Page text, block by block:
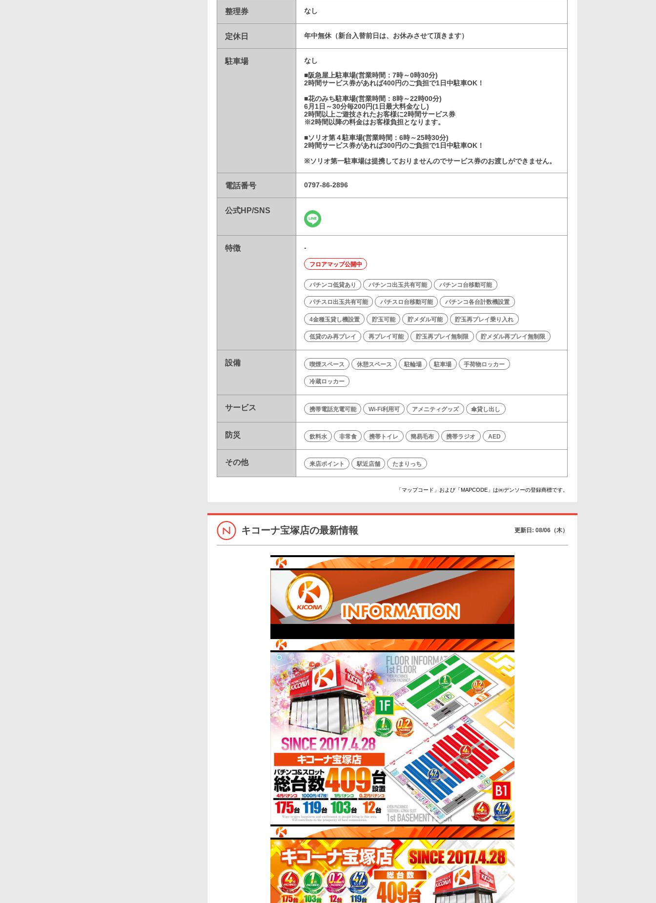
整理券 なし
定休日 年中無休（新台入替前日は、お休みさせて頂きます）
駐車場
なし
■阪急屋上駐車場(営業時間：7時～0時30分)
2時間サービス券があれば400円のご負担で1日中駐車OK！
■花のみち駐車場(営業時間：8時～22時00分)
6月1日～30分毎200円(1日最大料金なし)
2時間以上ご遊技されたお客様に2時間サービス券
※2時間以降の料金はお客様負担となります。
■ソリオ第４駐車場(営業時間：6時～25時30分)
2時間サービス券があれば300円のご負担で1日中駐車OK！
※ソリオ第一駐車場は提携しておりませんのでサービス券のお渡しができません。
電話番号 0797-86-2896
公式HP/SNS
特徴 -
フロアマップ公開中
パチンコ低貸あり パチンコ出玉共有可能 パチンコ台移動可能
パチスロ出玉共有可能 パチスロ台移動可能 パチンコ各台計数機設置
4金種玉貸し機設置 貯玉可能 貯メダル可能 貯玉再プレイ乗り入れ
低貸のみ再プレイ 再プレイ可能 貯玉再プレイ無制限 貯メダル再プレイ無制限
設備 喫煙スペース 休憩スペース 駐輪場 駐車場 手荷物ロッカー
冷蔵ロッカー
サービス 携帯電話充電可能 Wi-Fi利用可 アメニティグッズ 傘貸し出し
防災 飲料水 非常食 携帯トイレ 簡易毛布 携帯ラジオ AED
その他 来店ポイント 駅近店舗 たまりっち
「マップコード」および「MAPCODE」は㈱デンソーの登録商標です。
キコーナ宝塚店の最新情報 更新日: 08/06（木）